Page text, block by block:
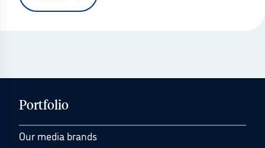
Portfolio
Our media brands